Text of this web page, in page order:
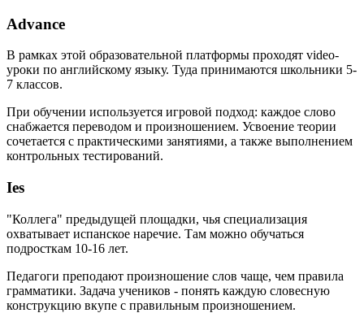
Advance
В рамках этой образовательной платформы проходят video-
уроки по английскому языку. Туда принимаются школьники 5-
7 классов.
При обучении используется игровой подход: каждое слово
снабжается переводом и произношением. Усвоение теории
сочетается с практическими занятиями, а также выполнением
контрольных тестирований.
Ies
"Коллега" предыдущей площадки, чья специализация
охватывает испанское наречие. Там можно обучаться
подросткам 10-16 лет.
Педагоги преподают произношение слов чаще, чем правила
грамматики. Задача учеников - понять каждую словесную
конструкцию вкупе с правильным произношением.